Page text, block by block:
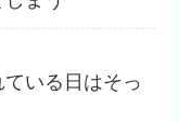
いる日はそっ